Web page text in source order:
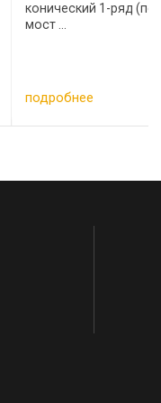
конический 1-ряд
мост ...
подробнее